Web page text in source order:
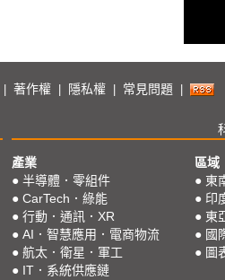
著作權 隱私權 常見問題
產業
● 半導體．零組件
● CarTech．綠能
● 行動．通訊．XR
● AI．智慧應用．電商物流
● 航太．衛星．軍工
● IT．系統供應鏈
區域
● 東
● 印
● 東
● 國
● 圖